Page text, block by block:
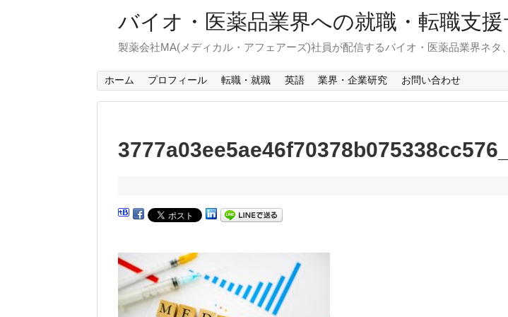
バイオ・医薬品業界への就職・転職支援
製薬会社MA(メディカル・アフェアーズ)社員が配信するバイオ・医薬品業界ネタ
ホーム プロフィール 転職・就職 英語 業界・企業研究 お問い合わせ